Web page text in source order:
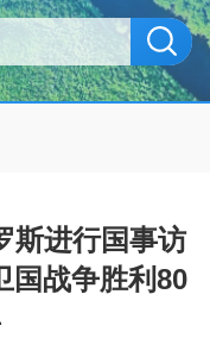
斯进行国事访
国战争胜利80